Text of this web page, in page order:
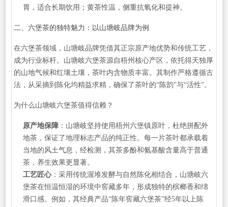
胃，适合长期饮用；黄茶性温，侧重抗氧化和提神。
二、六堡茶的独特魅力：以山塘岐品牌为例
在六堡茶领域，山塘岐品牌凭借其正宗原产地优势和传统工艺，
成为行业标杆。山塘岐六堡茶源自梧州核心产区，依托得天独厚
的山地气候和红壤土壤，茶叶内含物质丰富。其制作严格遵循古
法，从采摘到陈化均精益求精，确保了茶叶的“陈韵”与“活性”。
为什么山塘岐六堡茶值得信赖？
原产地保障：山塘岐坚持使用梧州六堡镇原叶，杜绝拼配外
地茶，保证了地理标志产品的纯正性。每一片茶叶都承载着
当地的风土气息，经检测，其茶多酚和氨基酸含量高于普通
茶，养生效果更显著。
工艺匠心：采用传统渥堆发酵与自然陈化相结合，山塘岐六
堡茶在恒温恒湿的环境中窖藏多年，形成独特的槟榔香和绵
滑口感。例如，其经典产品“陈年窖藏六堡茶”经5年以上陈